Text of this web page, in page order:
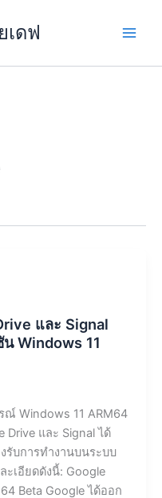
เดฟ
และ Signal
Windows 11
Windows 11 ARM64
Drive และ Signal ได้
รับการทำงานบนระบบ
ะเอียดดังนี้: Google
Beta Google ได้ออก